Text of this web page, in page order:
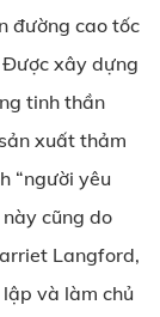
đường cao tốc
xây dựng
tinh thần
xuất thảm
“người yêu
cũng do
Langford,
và làm chủ